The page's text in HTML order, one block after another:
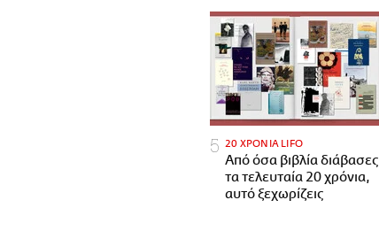
20 ΧΡΟΝΙΑ LIFO
Από όσα βιβλία διάβασες
τα τελευταία 20 χρόνια,
αυτό ξεχωρίζεις